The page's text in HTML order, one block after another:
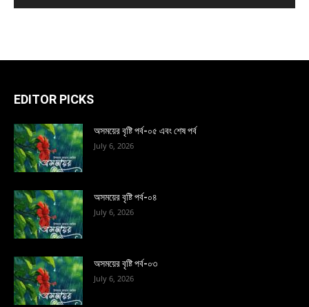
EDITOR PICKS
অসময়ের বৃষ্টি পর্ব-০৫ এবং শেষ পর্ব
July 6, 2026
অসময়ের বৃষ্টি পর্ব-০৪
July 6, 2026
অসময়ের বৃষ্টি পর্ব-০৩
July 6, 2026